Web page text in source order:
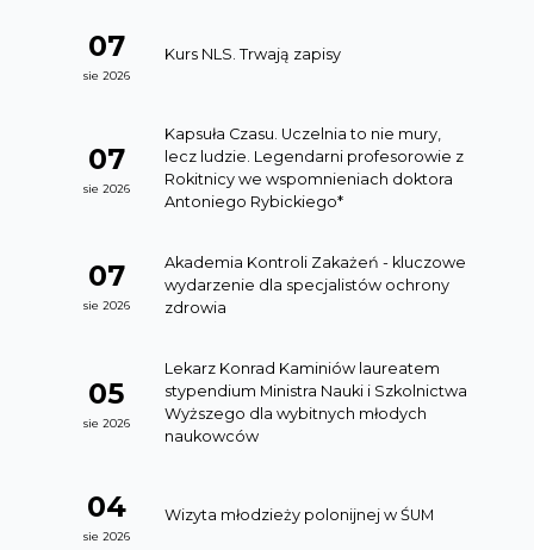
07
sie 2026
Kurs NLS. Trwają zapisy
07
sie 2026
Kapsuła Czasu. Uczelnia to nie mury,
lecz ludzie. Legendarni profesorowie z
Rokitnicy we wspomnieniach doktora
Antoniego Rybickiego*
07
sie 2026
Akademia Kontroli Zakażeń - kluczowe
wydarzenie dla specjalistów ochrony
zdrowia
05
sie 2026
Lekarz Konrad Kaminiów laureatem
stypendium Ministra Nauki i Szkolnictwa
Wyższego dla wybitnych młodych
naukowców
04
sie 2026
Wizyta młodzieży polonijnej w ŚUM